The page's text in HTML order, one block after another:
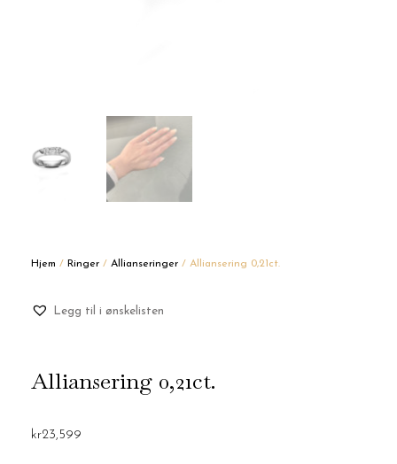
Hjem / Ringer / Allianseringer / Alliansering 0,21ct.
Legg til i ønskelisten
Alliansering 0,21ct.
kr23,599